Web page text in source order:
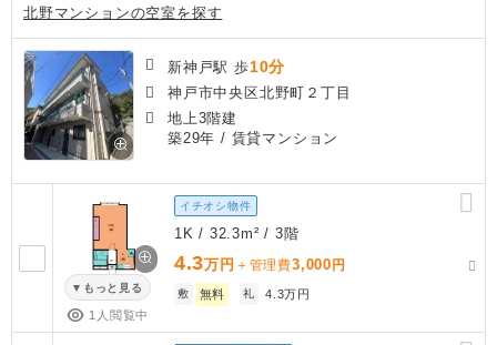
北野マンションの空室を探す
新神戸駅 歩10分
神戸市中央区北野町２丁目
地上3階建
築29年 / 賃貸マンション
もっと見る
1人閲覧中
イチオシ物件
1K / 32.3m² / 3階
4.3万円 ＋管理費3,000 円
敷 無料 礼 4.3万円